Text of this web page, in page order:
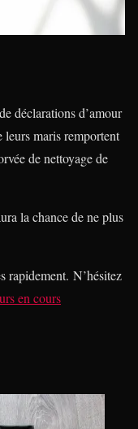
déclarations d’amour
leurs maris remportent
de nettoyage de
la chance de ne plus
rapidement. N’hésitez
en cours